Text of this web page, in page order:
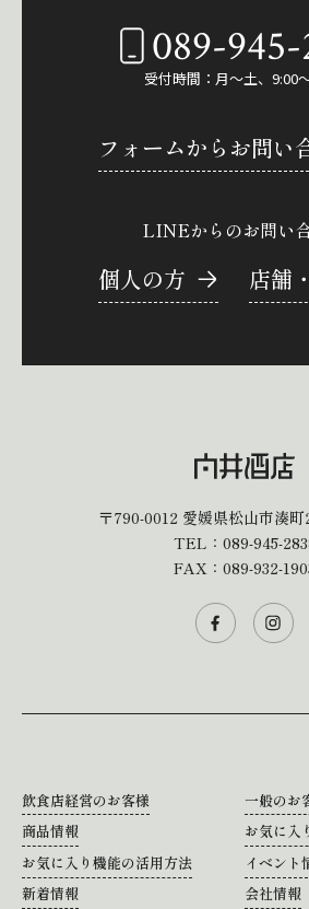
089-945-
受付時間：月～土、9:00
フォームからお問い
LINEからのお問い
個人の方 店舗
〒790-0012 愛媛県松山市湊
TEL： 089-945-
FAX：089-932-
飲食店経営のお客様
一般のお
商品情報
お気に入
お気に入り機能の活用方法
イベント
新着情報
会社情報